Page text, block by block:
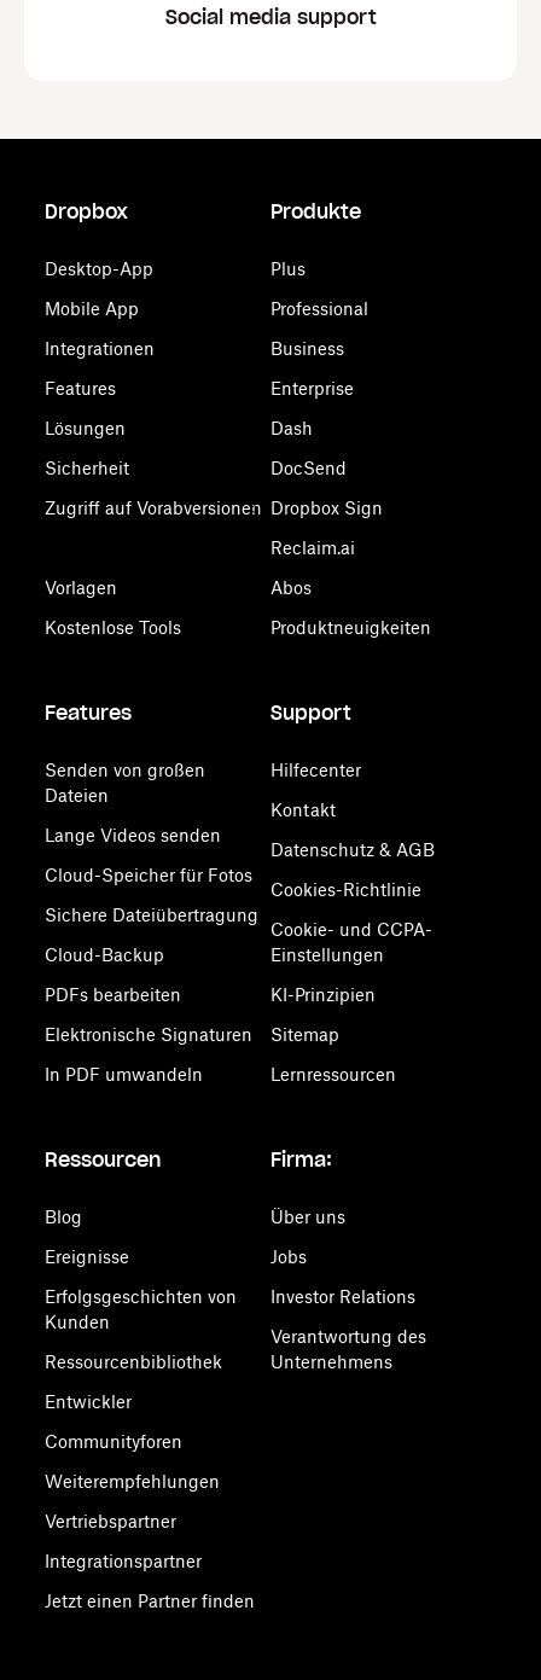
Social media support
Dropbox
Desktop-App
Mobile App
Integrationen
Features
Lösungen
Sicherheit
Zugriff auf Vorabversionen
Vorlagen
Kostenlose Tools
Produkte
Plus
Professional
Business
Enterprise
Dash
DocSend
Dropbox Sign
Reclaim.ai
Abos
Produktneuigkeiten
Features
Senden von großen
Dateien
Lange Videos senden
Cloud-Speicher für Fotos
Sichere Dateiübertragung
Cloud-Backup
PDFs bearbeiten
Elektronische Signaturen
In PDF umwandeln
Support
Hilfecenter
Kontakt
Datenschutz & AGB
Cookies-Richtlinie
Cookie- und CCPA-
Einstellungen
KI-Prinzipien
Sitemap
Lernressourcen
Ressourcen
Blog
Ereignisse
Erfolgsgeschichten von
Kunden
Ressourcenbibliothek
Entwickler
Communityforen
Weiterempfehlungen
Vertriebspartner
Integrationspartner
Jetzt einen Partner finden
Firma:
Über uns
Jobs
Investor Relations
Verantwortung des
Unternehmens